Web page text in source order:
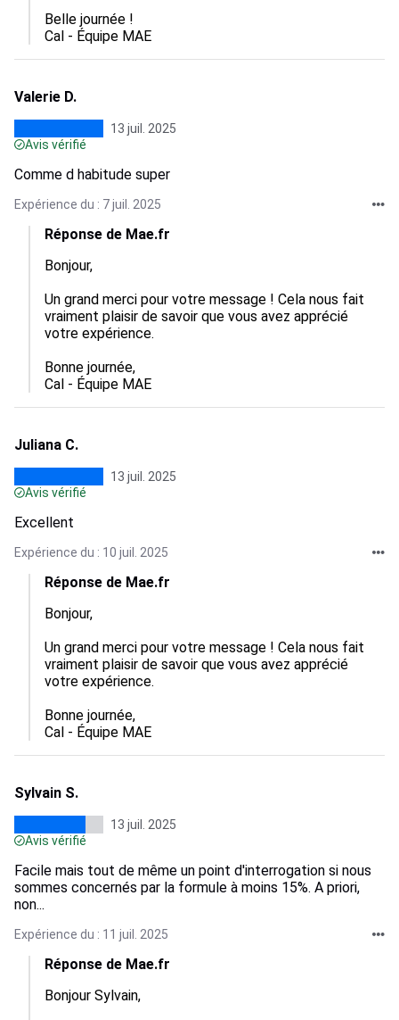
Belle journée !
Cal - Équipe MAE
Valerie D.
13 juil. 2025
Avis vérifié
Comme d habitude super
Expérience du : 7 juil. 2025
Réponse de Mae.fr
Bonjour,
Un grand merci pour votre message ! Cela nous fait
vraiment plaisir de savoir que vous avez apprécié
votre expérience.
Bonne journée,
Cal - Équipe MAE
Juliana C.
13 juil. 2025
Avis vérifié
Excellent
Expérience du : 10 juil. 2025
Réponse de Mae.fr
Bonjour,
Un grand merci pour votre message ! Cela nous fait
vraiment plaisir de savoir que vous avez apprécié
votre expérience.
Bonne journée,
Cal - Équipe MAE
Sylvain S.
13 juil. 2025
Avis vérifié
Facile mais tout de même un point d'interrogation si nous
sommes concernés par la formule à moins 15%. A priori,
non...
Expérience du : 11 juil. 2025
Réponse de Mae.fr
Bonjour Sylvain,